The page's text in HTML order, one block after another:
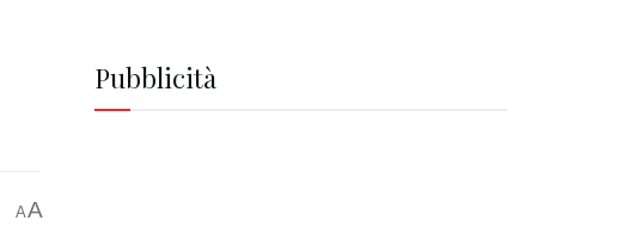
AA
Pubblicità